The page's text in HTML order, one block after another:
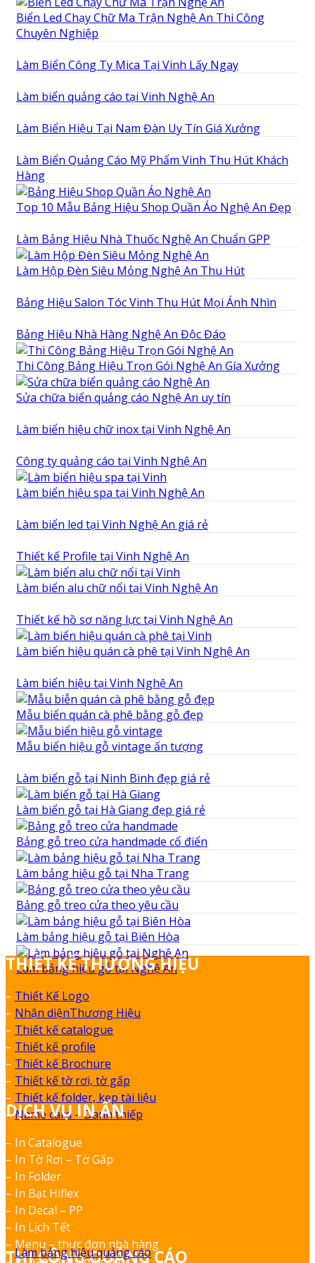
Biển Led Chạy Chữ Ma Trận Nghệ An Thi Công
Chuyên Nghiệp
Làm Biển Công Ty Mica Tại Vinh Lấy Ngay
Làm biển quảng cáo tại Vinh Nghệ An
Làm Biển Hiệu Tại Nam Đàn Uy Tín Giá Xưởng
Làm Biển Quảng Cáo Mỹ Phẩm Vinh Thu Hút Khách
Hàng
Top 10 Mẫu Bảng Hiệu Shop Quần Áo Nghệ An Đẹp
Làm Bảng Hiệu Nhà Thuốc Nghệ An Chuẩn GPP
Làm Hộp Đèn Siêu Mỏng Nghệ An Thu Hút
Bảng Hiệu Salon Tóc Vinh Thu Hút Mọi Ánh Nhìn
Bảng Hiệu Nhà Hàng Nghệ An Độc Đáo
Thi Công Bảng Hiệu Trọn Gói Nghệ An Gía Xưởng
Sửa chữa biển quảng cáo Nghệ An uy tín
Làm biển hiệu chữ inox tại Vinh Nghệ An
Công ty quảng cáo tại Vinh Nghệ An
Làm biển hiệu spa tại Vinh Nghệ An
Làm biển led tại Vinh Nghệ An giá rẻ
Thiết kế Profile tại Vinh Nghệ An
Làm biển alu chữ nổi tại Vinh Nghệ An
Thiết kế hồ sơ năng lực tại Vinh Nghệ An
Làm biển hiệu quán cà phê tại Vinh Nghệ An
Làm biển hiệu tại Vinh Nghệ An
Mẫu biển quán cà phê bằng gỗ đẹp
Mẫu biển hiệu gỗ vintage ấn tượng
Làm biển gỗ tại Ninh Binh đẹp giá rẻ
Làm biển gỗ tại Hà Giang đẹp giá rẻ
Bảng gỗ treo cửa handmade cổ điển
Làm bảng hiệu gỗ tại Nha Trang
Bảng gỗ treo cửa theo yêu cầu
Làm bảng hiệu gỗ tại Biên Hòa
Làm bảng hiệu gỗ tại Nghệ An
THIẾT KẾ THƯƠNG HIỆU
– Thiết Kế Logo
– Nhận diệnThương Hiệu
– Thiết kế catalogue
– Thiết kế profile
– Thiết kế Brochure
– Thiết kế tờ rơi, tờ gấp
– Thiết kế folder, kẹp tài liệu
–Name card – Danh thiếp
DỊCH VỤ IN ẤN
– In Catalogue
– In Tờ Rơi – Tờ Gấp
– In Folder
– In Bạt Hiflex
– In Decal – PP
– In Lịch Tết
– Menu – thực đơn nhà hàng
THI CÔNG QUẢNG CÁO
–Làm bảng hiệu quảng cáo